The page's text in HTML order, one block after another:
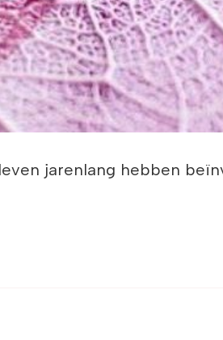
jarenlang hebben